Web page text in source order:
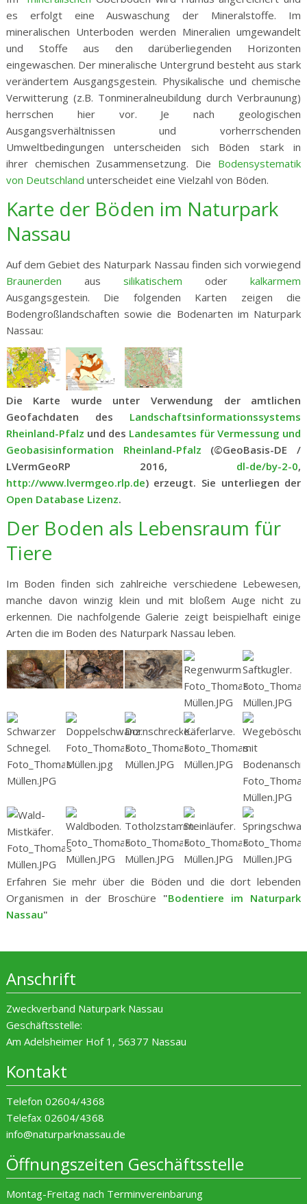
es erfolgt eine Auswaschung der Mineralstoffe. Im
mineralischen Unterboden werden Mineralien umgewandelt
und Stoffe aus den darüberliegenden Horizonten
eingewaschen. Der mineralische Untergrund besteht aus stark
verändertem Ausgangsgestein. Physikalische und chemische
Verwitterung (z.B. Tonmineralneubildung durch Verbraunung)
herrschen hier vor. Je nach geologischen
Ausgangsverhältnissen und vorherrschenden
Umweltbedingungen unterscheiden sich Böden stark in
ihrer chemischen Zusammensetzung. Die Bodensystematik
von Deutschland unterscheidet eine Vielzahl von Böden.
Karte der Böden im Naturpark
Nassau
Auf dem Gebiet des Naturpark Nassau finden sich vorwiegend
Braunerden aus silikatischem oderkalkarmem
Ausgangsgestein. Die folgenden Karten zeigen die
Bodengroßlandschaften sowie die Bodenarten im Naturpark
Nassau:
Die Karte wurde unter Verwendung der amtlichen
Geofachdaten des Landschaftsinformationssystems
Rheinland-Pfalz und des Landesamtes für Vermessung und
Geobasisinformation Rheinland-Pfalz (©GeoBasis-DE /
LVermGeoRP 2016, dl-de/by-2-0,
http://www.lvermgeo.rlp.de) erzeugt. Sie unterliegen der
Open Database Lizenz.
Der Boden als Lebensraum für
Tiere
Im Boden finden sich zahlreiche verschiedene Lebewesen,
manche davon winzig klein und mit bloßem Auge nicht zu
erkennen. Die nachfolgende Galerie zeigt beispielhaft einige
Arten die im Boden des Naturpark Nassau leben.
Erfahren Sie mehr über die Böden und die dort lebenden
Organismen in der Broschüre "Bodentiere im Naturpark
Nassau"
Anschrift
Zweckverband Naturpark Nassau
Geschäftsstelle:
Am Adelsheimer Hof 1, 56377 Nassau
Kontakt
Telefon 02604/4368
Telefax 02604/4368
info@naturparknassau.de
Öffnungszeiten Geschäftsstelle
Montag-Freitag nach Terminvereinbarung